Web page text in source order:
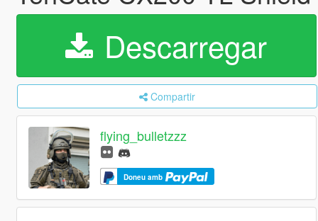
Descarregar
Compartir
flying_bulletzzz
Doneu amb